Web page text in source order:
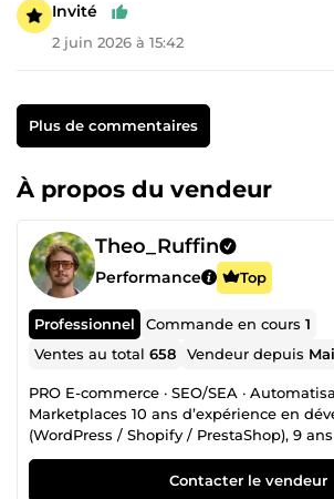
Invité
2 juin 2026 à 15:42
Plus de commentaires
À propos du vendeur
Theo_Ruffin
Performance Top
Professionnel Commande en cours1
Ventes au total658 Vendeur depuis
PRO E-commerce · SEO/SEA ·
Marketplaces 10 ans d’expérience en
(WordPress / Shopify / PrestaShop), 9
outillage d’automatisation (Python /
les entreprises à vendre plus, plus vite :
Contacter le vendeur